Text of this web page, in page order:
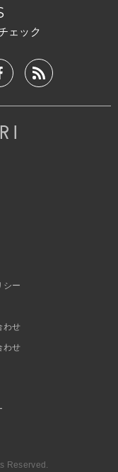
ェック
シー
わせ
わせ
Reserved.